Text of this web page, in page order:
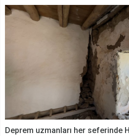
Deprem uzmanları her seferinde